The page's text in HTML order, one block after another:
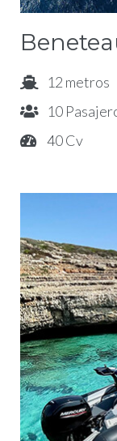
12 metros
10
40 Cv